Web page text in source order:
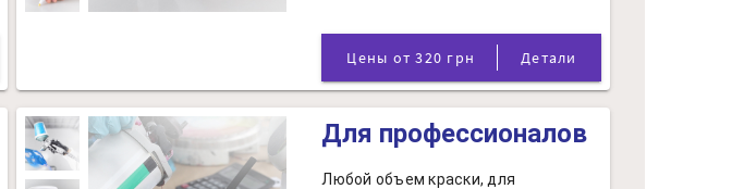
Цены от 320 грн Детали
Для профессионалов
Любой объем краски, для